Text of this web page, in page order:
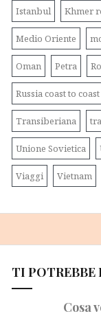
Istanbul Khmer
Medio Oriente
Oman Petra
Russia coast to coast
Transiberiana
Unione Sovietica
Viaggi Vietnam
TI POTREBBE
Cosa